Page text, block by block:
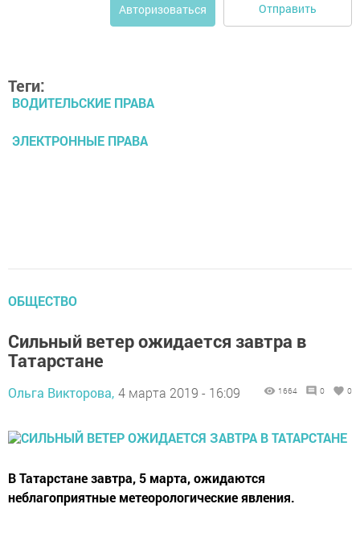
Авторизоваться Отправить
Теги:
ВОДИТЕЛЬСКИЕ ПРАВА
ЭЛЕКТРОННЫЕ ПРАВА
ОБЩЕСТВО
Сильный ветер ожидается завтра в
Татарстане
Ольга Викторова, 4 марта 2019 - 16:09 1664 0 0
В Татарстане завтра, 5 марта, ожидаются
неблагоприятные метеорологические явления.